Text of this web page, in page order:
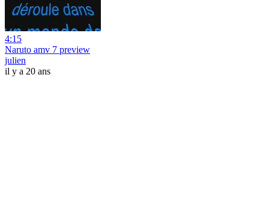
4:15
Naruto amv 7 preview
julien
il y a 20 ans